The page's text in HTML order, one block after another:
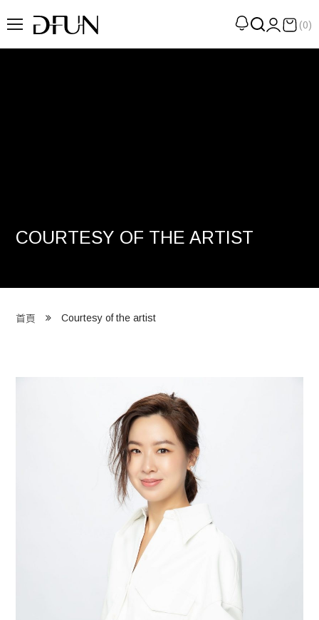
展
們 About DFUN
(0)
COURTESY OF THE ARTIST
首頁 Courtesy of the artist